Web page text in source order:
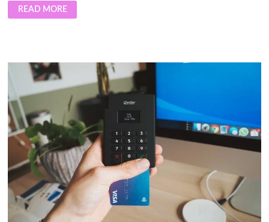
ESTE
ES
DE
CIBERSEGURIDAD
PARA
JULIO
DE
2022
READ MORE